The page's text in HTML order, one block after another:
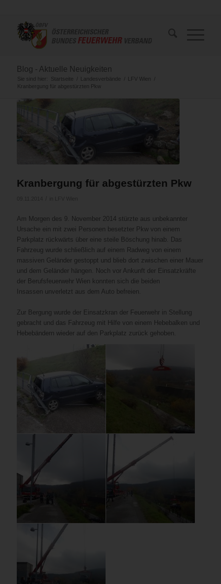
Blog - Aktuelle Neuigkeiten
Sie sind hier: Startseite / Landesverbände / LFV Wien
/
Kranbergung für abgestürzten Pkw
Kranbergung für abgestürzten Pkw
Am Morgen des 9. November 2014 stürzte aus unbekannter
Ursache ein mit zwei Personen besetzter Pkw von einem
Parkplatz rückwärts über eine steile Böschung hinab. Das
Fahrzeug wurde schließlich auf einem Radweg von einem
massiven Geländer gestoppt und blieb dort zwischen einer Mauer
und dem Geländer hängen. Noch vor Ankunft der Einsatzkräfte
der Berufsfeuerwehr Wien konnten sich die beiden
Insassen unverletzt aus dem Auto befreien.
Zur Bergung wurde der Einsatzkran der Feuerwehr in Stellung
gebracht und das Fahrzeug mit Hilfe von einem Hebebalken und
Hebebändern wieder auf den Parkplatz zurück gehoben.